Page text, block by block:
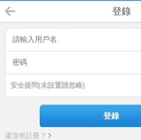
登錄
安全提問(未設置請忽略)
登錄
還沒有註冊？